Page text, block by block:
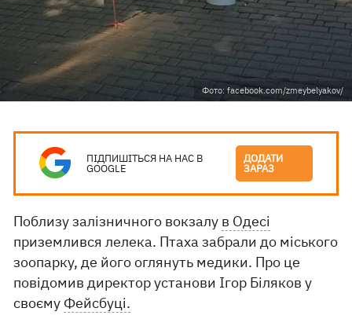
Фото: facebook.com/zmeybelyakov/
ПІДПИШІТЬСЯ НА НАС В
GOOGLE
ДОДАТИ
ЗАРАЗ
Поблизу залізничного вокзалу в Одесі
приземлився лелека. Птаха забрали до міського
зоопарку, де його оглянуть медики. Про це
повідомив директор установи Ігор Біляков у
своєму Фейсбуці.